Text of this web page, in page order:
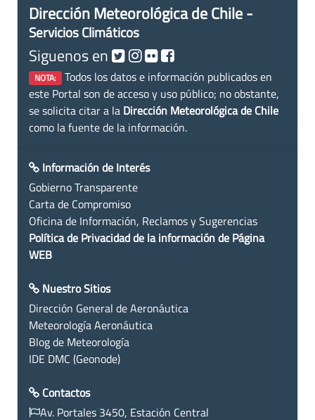
Dirección Meteorológica de Chile -
Servicios Climáticos
Siguenos en
NOTA: Todos los datos e información publicados en
este Portal son de acceso y uso público; no obstante,
se solicita citar a la Dirección Meteorológica de Chile
como la fuente de la información.
Información de Interés
Gobierno Transparente
Carta de Compromiso
Oficina de Información, Reclamos y Sugerencias
Política de Privacidad de la información de Página
WEB
Nuestro Sitios
Dirección General de Aeronáutica
Meteorología Aeronáutica
Blog de Meteorología
IDE DMC (Geonode)
Contactos
Av. Portales 3450, Estación Central